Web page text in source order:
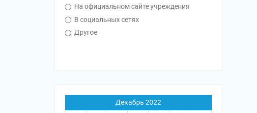
На официальном сайте учреждения
В социальных сетях
Другое
Декабрь 2022